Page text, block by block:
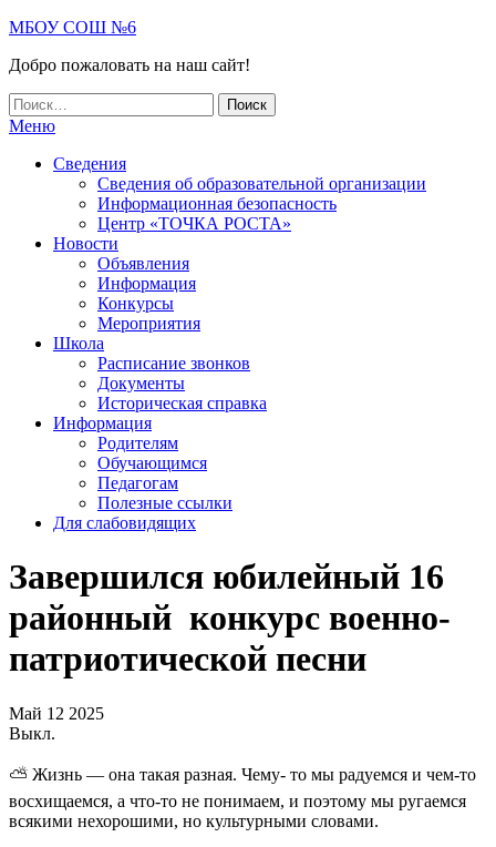
Skip
the
МБОУ СОШ №6
Добро пожаловать на наш сайт!
Найти:
Меню
Сведения
Сведения об образовательной организации
Информационная безопасность
Центр «ТОЧКА РОСТА»
Новости
Объявления
Информация
Конкурсы
Мероприятия
Школа
Расписание звонков
Документы
Историческая справка
Информация
Родителям
Обучающимся
Педагогам
Полезные ссылки
Для слабовидящих
Завершился юбилейный 16
районный конкурс военно-
патриотической песни
Май 12 2025
Выкл.
⛅️ Жизнь — она такая разная. Чему- то мы радуемся и чем-то
восхищаемся, а что-то не понимаем, и поэтому мы ругаемся
всякими нехорошими, но культурными словами.